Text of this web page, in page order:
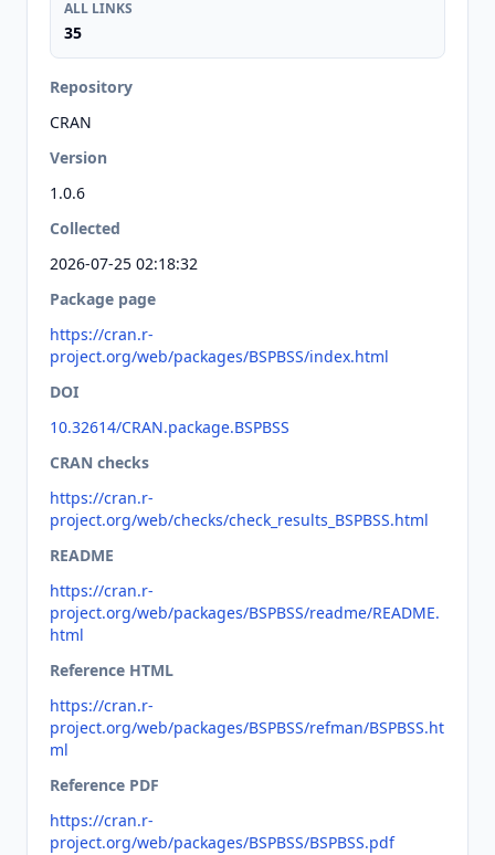
ALL LINKS
35
Repository
CRAN
Version
1.0.6
Collected
2026-07-25 02:18:32
Package page
https://cran.r-
project.org/web/packages/BSPBSS/index.html
DOI
10.32614/CRAN.package.BSPBSS
CRAN checks
https://cran.r-
project.org/web/checks/check_results_BSPBSS.html
README
https://cran.r-
project.org/web/packages/BSPBSS/readme/README.
html
Reference HTML
https://cran.r-
project.org/web/packages/BSPBSS/refman/BSPBSS.ht
ml
Reference PDF
https://cran.r-
project.org/web/packages/BSPBSS/BSPBSS.pdf